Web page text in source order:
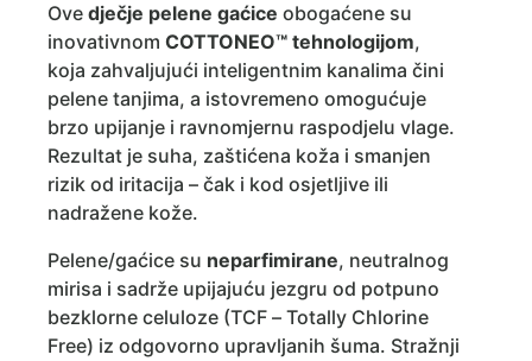
Ove dječje pelene gaćice obogaćene su
inovativnom COTTONEO™ tehnologijom,
koja zahvaljujući inteligentnim kanalima čini
pelene tanjima, a istovremeno omogućuje
brzo upijanje i ravnomjernu raspodjelu vlage.
Rezultat je suha, zaštićena koža i smanjen
rizik od iritacija – čak i kod osjetljive ili
nadražene kože.
Pelene/gaćice su neparfimirane, neutralnog
mirisa i sadrže upijajuću jezgru od potpuno
bezklorne celuloze (TCF – Totally Chlorine
Free) iz odgovorno upravljanih šuma. Stražnji